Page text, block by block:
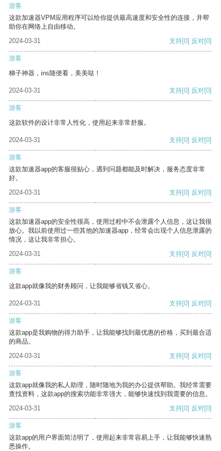
游客
这款加速器VPM应用程序可以给你提供最高速度和安全性的连接，并帮
助你在网络上自由移动。
2024-03-31
支持[0] 反对[0]
游客
梯子神器，ins随便看，美美哒！
2024-03-31 支持[0] 反对[0]
游客
这款软件的设计非常人性化，使用起来非常舒服。
2024-03-31 支持[0] 反对[0]
游客
这款加速器app的客服很贴心，遇到问题都能及时解决，服务态度非常
好。
2024-03-31
支持[0] 反对[0]
游客
这款加速器app的安全性很高，使用过程中不会泄露个人信息，这让我很
放心。我以前使用过一些其他的加速器app，经常会出现个人信息泄露的
情况，这让我非常担心。
2024-03-31
支持[0] 反对[0]
游客
这款app就像我的财务顾问，让我能够省钱又省心。
2024-03-31 支持[0] 反对[0]
游客
这款app是我购物的得力助手，让我能够找到最优惠的价格，买到最合适
的商品。
2024-03-31
支持[0] 反对[0]
游客
这款app就像我的私人助理，随时随地为我的办公提供帮助。我经常需要
查找资料，这款app的搜索功能非常强大，能够快速找到我需要的信息。
2024-03-31
支持[0] 反对[0]
游客
这款app的用户界面简洁明了，使用起来非常容易上手，让我能够快速熟
悉操作。